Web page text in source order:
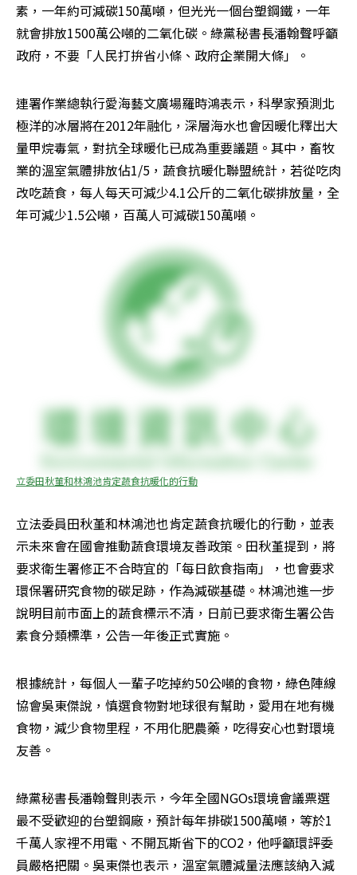
素，一年約可減碳150萬噸，但光光一個台塑鋼鐵，一年
就會排放1500萬公噸的二氧化碳。綠黨秘書長潘翰聲呼籲
政府，不要「人民打拚省小條、政府企業開大條」。
連署作業總執行愛海藝文廣場羅時鴻表示，科學家預測北
極洋的冰層將在2012年融化，深層海水也會因暖化釋出大
量甲烷毒氣，對抗全球暖化已成為重要議題。其中，畜牧
業的溫室氣體排放佔1/5，蔬食抗暖化聯盟統計，若從吃肉
改吃蔬食，每人每天可減少4.1公斤的二氧化碳排放量，全
年可減少1.5公噸，百萬人可減碳150萬噸。
立委田秋菫和林鴻池肯定蔬食抗暖化的行動
立法委員田秋堇和林鴻池也肯定蔬食抗暖化的行動，並表
示未來會在國會推動蔬食環境友善政策。田秋堇提到，將
要求衛生署修正不合時宜的「每日飲食指南」，也會要求
環保署研究食物的碳足跡，作為減碳基礎。林鴻池進一步
說明目前市面上的蔬食標示不清，日前已要求衛生署公告
素食分類標準，公告一年後正式實施。
根據統計，每個人一輩子吃掉約50公噸的食物，綠色陣線
協會吳東傑說，慎選食物對地球很有幫助，愛用在地有機
食物，減少食物里程，不用化肥農藥，吃得安心也對環境
友善。
綠黨秘書長潘翰聲則表示，今年全國NGOs環境會議票選
最不受歡迎的台塑鋼廠，預計每年排碳1500萬噸，等於1
千萬人家裡不用電、不開瓦斯省下的CO2，他呼籲環評委
員嚴格把關。吳東傑也表示，溫室氣體減量法應該納入減